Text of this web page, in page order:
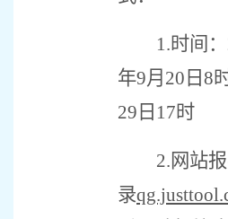
1.时间：
年9月 20 日 8
29 日 17时
2.网站
录